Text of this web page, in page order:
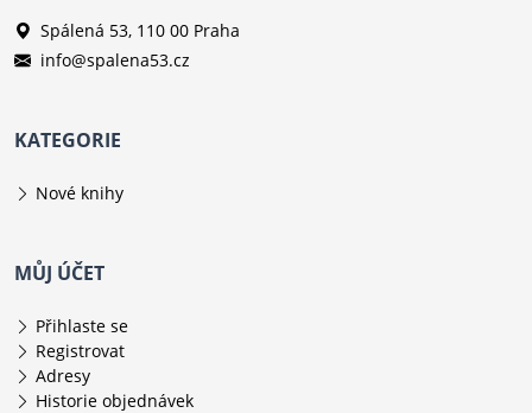
Spálená 53, 110 00 Praha
info@spalena53.cz
KATEGORIE
Nové knihy
MŮJ ÚČET
Přihlaste se
Registrovat
Adresy
Historie objednávek